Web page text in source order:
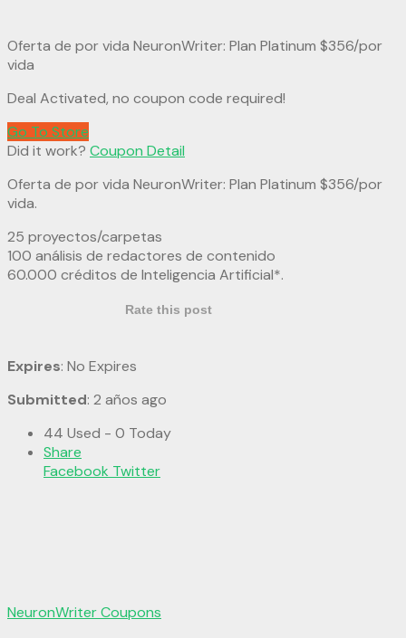
Oferta de por vida NeuronWriter: Plan Platinum $356/por
vida
Deal Activated, no coupon code required!
Go To Store
Did it work? Coupon Detail
Oferta de por vida NeuronWriter: Plan Platinum $356/por
vida.
25 proyectos/carpetas
100 análisis de redactores de contenido
60.000 créditos de Inteligencia Artificial*.
Rate this post
Expires: No Expires
Submitted: 2 años ago
44 Used - 0 Today
Share
Facebook Twitter
NeuronWriter Coupons